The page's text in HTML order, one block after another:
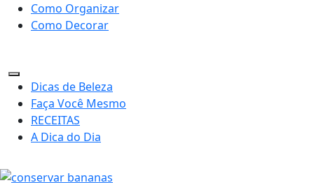
Como Organizar
Como Decorar
Dicas de Beleza
Faça Você Mesmo
RECEITAS
A Dica do Dia